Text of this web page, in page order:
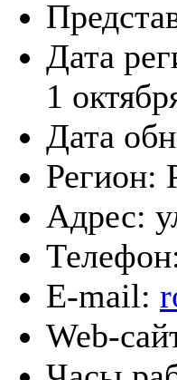
Дата
1
Дата
Регион:
Адрес:
E-mail:
Web-